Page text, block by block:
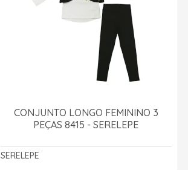
CONJUNTO LONGO FEMININO 3
PEÇAS 8415 - SERELEPE
SERELEPE